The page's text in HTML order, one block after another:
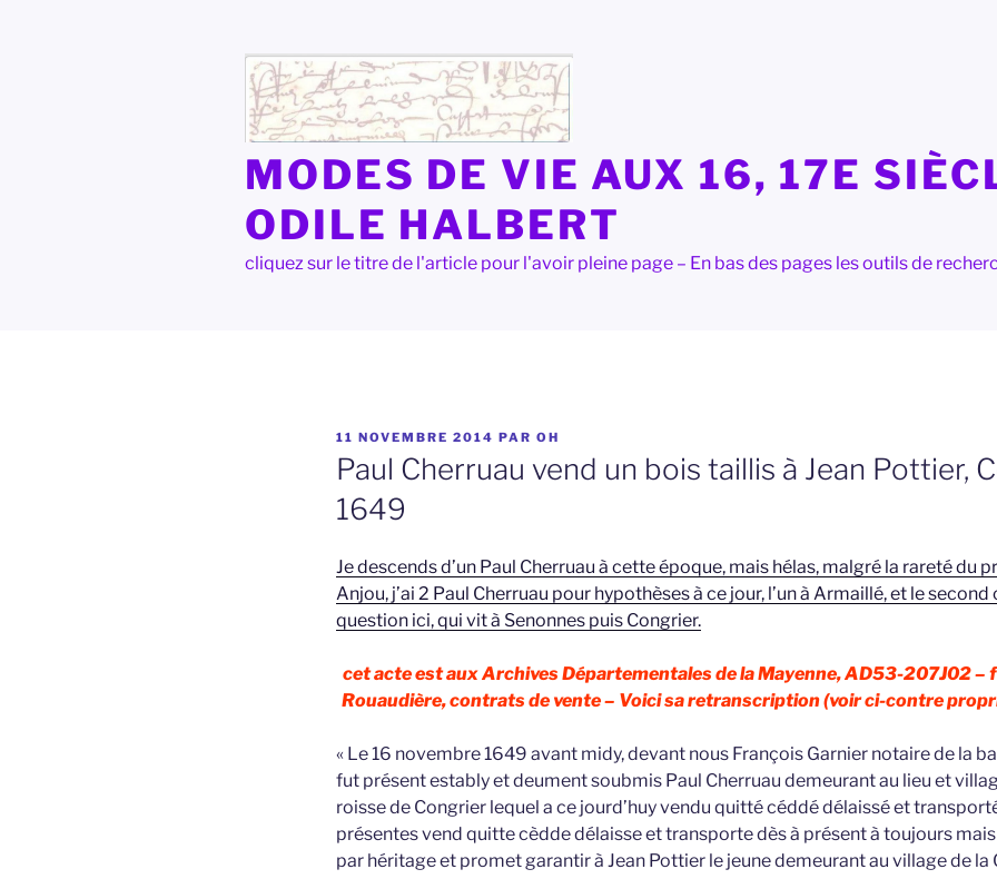
MODES DE VIE AUX 16, 17E
ODILE HALBERT
cliquez sur le titre de l'article pour l'avoir pleine page – En bas des pages les outils de
PUBLIÉ
LE
11 NOVEMBRE 2014 PAR OH
Paul Cherruau vend un bois taillis à Jean Pottier,
1649
Je descends d’un Paul Cherruau à cette époque, mais hélas, malgré la rareté du
Anjou, j’ai 2 Paul Cherruau pour hypothèses à ce jour, l’un à Armaillé, et le
question ici, qui vit à Senonnes puis Congrier.
cet acte est aux Archives Départementales de la Mayenne, AD53-207J02 –
Rouaudière, contrats de vente – Voici sa retranscription (voir ci-contre
« Le 16 novembre 1649 avant midy, devant nous François Garnier notaire de la
fut présent estably et deument soubmis Paul Cherruau demeurant au lieu et
roisse de Congrier lequel a ce jourd’huy vendu quitté céddé délaissé et
présentes vend quitte cèdde délaisse et transporte dès à présent à toujours
par héritage et promet garantir à Jean Pottier le jeune demeurant au village de la